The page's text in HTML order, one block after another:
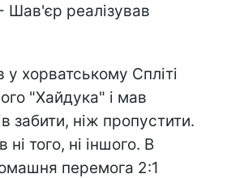
Шав'єр реалізував
у хорватському Спліті
"Хайдука" і мав
забити, ніж пропустити.
того, ні іншого. В
перемога 2:1